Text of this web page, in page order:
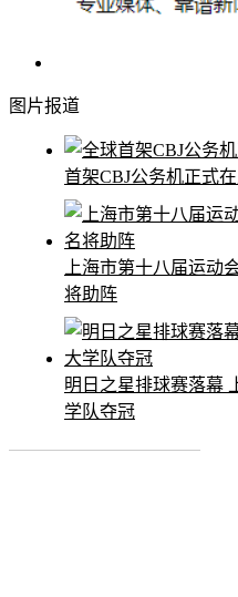
图片报道
首架CBJ公务机正式
上海市第十八届运动
将助阵
明日之星排球赛落幕
学队夺冠